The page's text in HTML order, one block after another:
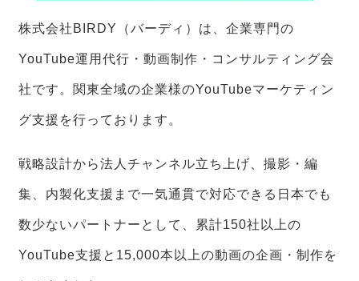
株式会社BIRDY（バーディ）は、企業専門の
YouTube運用代行・動画制作・コンサルティング会
社です。関東全域の企業様のYouTubeマーケティン
グ支援を行っております。
戦略設計から法人チャンネル立ち上げ、撮影・編
集、内製化支援まで一気通貫で対応できる日本でも
数少ないパートナーとして、累計150社以上の
YouTube支援と15,000本以上の動画の企画・制作を